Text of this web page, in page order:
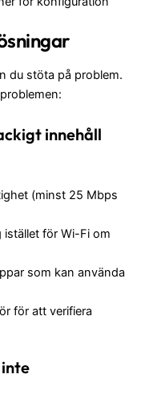
du stöta på problem.
innehåll
(minst 25 Mbps
för Wi-Fi om
som kan använda
för att verifiera